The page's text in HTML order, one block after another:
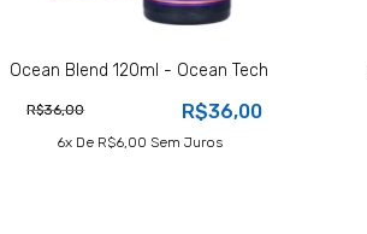
Ocean Blend 120ml - Ocean Tech
R$36,00 R$36,00
6X De R$6,00 Sem Juros